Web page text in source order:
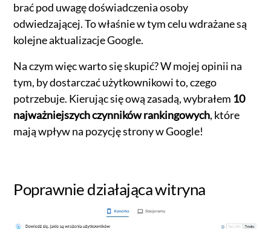
brać pod uwagę doświadczenia osoby
odwiedzającej. To właśnie w tym celu wdrażane są
kolejne aktualizacje Google.
Na czym więc warto się skupić? W mojej opinii na
tym, by dostarczać użytkownikowi to, czego
potrzebuje. Kierując się ową zasadą, wybrałem 10
najważniejszych czynników rankingowych, które
mają wpływ na pozycję strony w Google!
Poprawnie działająca witryna